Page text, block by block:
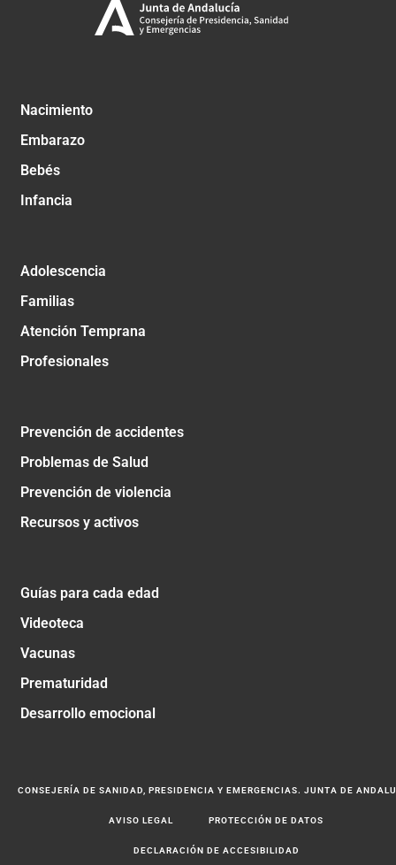
Nacimiento
Embarazo
Bebés
Infancia
Adolescencia
Familias
Atención Temprana
Profesionales
Prevención de accidentes
Problemas de Salud
Prevención de violencia
Recursos y activos
Guías para cada edad
Videoteca
Vacunas
Prematuridad
Desarrollo emocional
CONSEJERÍA DE SANIDAD, PRESIDENCIA Y EMERGENCIAS. JUNTA DE
AVISO LEGAL PROTECCIÓN DE DATOS
DECLARACIÓN DE ACCESIBILIDAD